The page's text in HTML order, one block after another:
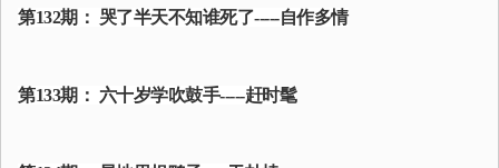
第132期： 哭了半天不知谁死了-----自作多情
第133期： 六十岁学吹鼓手-----赶时髦